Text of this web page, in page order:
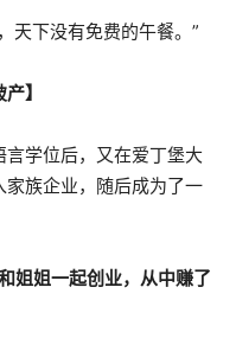
天下没有免费的午餐。”
】
学位后，又在爱丁堡大
族企业，随后成为了一
姐姐一起创业，从中赚了